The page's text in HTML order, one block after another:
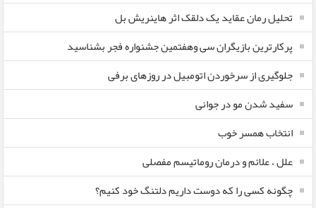
تحلیل رمان عقاید یک دلقک اثر هاینریش بل
پرکارترین بازیگران سی وهفتمین جشنواره فجر بشناسید
جلوگیری از سرخوردن اتومبیل در روزهای برفی
سفید شدن مو در جوانی
انتخاب همسر خوب
علل ، علائم و درمان روماتیسم مفصلی
چگونه کسی را که دوست داریم دلتنگ خود کنیم؟